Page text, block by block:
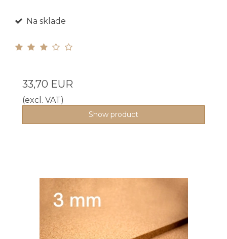
Na sklade
33,70 EUR
(excl. VAT)
Show product